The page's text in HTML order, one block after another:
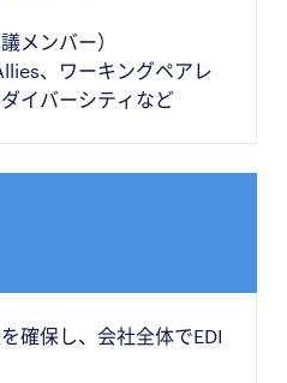
メンバー）
、ワーキングペアレ
イバーシティなど
確保し、会社全体でEDI